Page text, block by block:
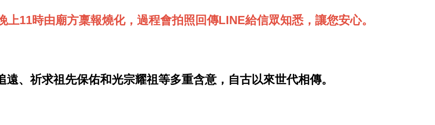
上11時由廟方稟報燒化，過程會拍照回傳LINE給信眾知悉，讓您安心。
、祈求祖先保佑和光宗耀祖等多重含意，自古以來世代相傳。